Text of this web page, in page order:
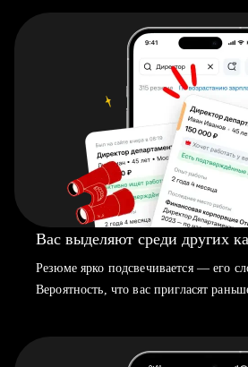
Вас выделяют среди других
Резюме ярко подсвечивается — его
Вероятность, что вас пригласят